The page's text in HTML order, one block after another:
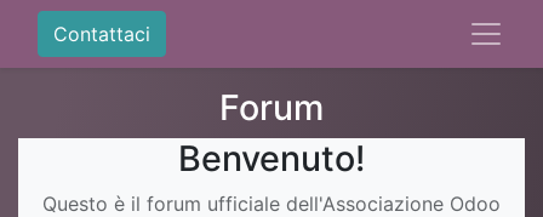
Contattaci
Forum
Benvenuto!
Questo è il forum ufficiale dell'Associazione Odoo